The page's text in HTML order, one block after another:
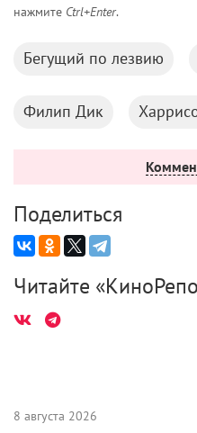
нажмите Ctrl+Enter.
Бегущий по лезвию
Филип Дик
Поделиться
Читайте